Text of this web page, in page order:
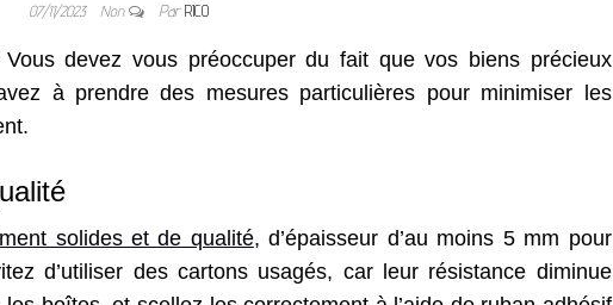
07/11/2023 Non ParRICO
devez vous préoccuper du fait que vos biens précieux
à prendre des mesures particulières pour minimiser les
solides et de qualité, d’épaisseur d’au moins 5 mm pour
d’utiliser des cartons usagés, car leur résistance diminue